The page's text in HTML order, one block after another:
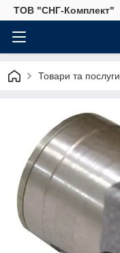
ТОВ "СНГ-Комплект"
Товари та послуги